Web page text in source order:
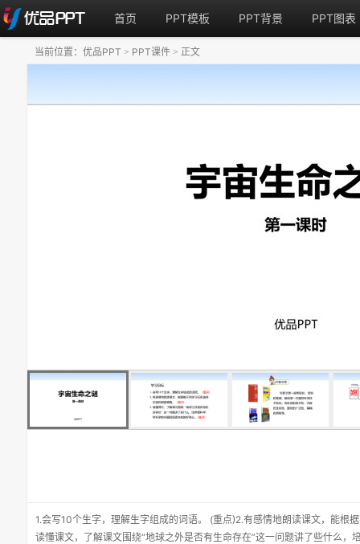
首页 PPT模板 PPT背景 PPT图表
1.会写10个生字，理解生字组成的词语。 (重点)2.有感情地朗读课文，能根
读懂课文，了解课文围绕“地球之外是否有生命存在”这一问题讲了些什么，
当前位置： 优品PPT > PPT课件 > 正文